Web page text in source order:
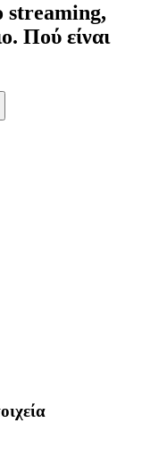
streaming,
Πού είναι